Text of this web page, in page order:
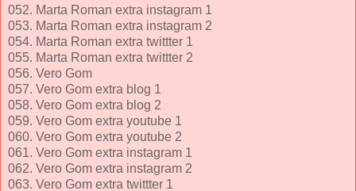
052. Marta Roman extra instagram 1
053. Marta Roman extra instagram 2
054. Marta Roman extra twittter 1
055. Marta Roman extra twittter 2
056. Vero Gom
057. Vero Gom extra blog 1
058. Vero Gom extra blog 2
059. Vero Gom extra youtube 1
060. Vero Gom extra youtube 2
061. Vero Gom extra instagram 1
062. Vero Gom extra instagram 2
063. Vero Gom extra twittter 1